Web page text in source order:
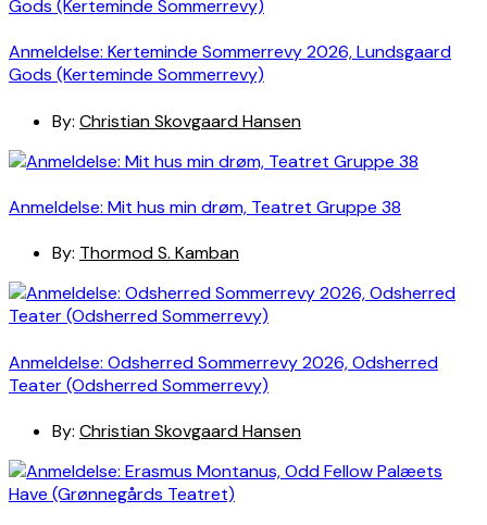
Anmeldelse: Kerteminde Sommerrevy 2026, Lundsgaard
Gods (Kerteminde Sommerrevy)
By: Christian Skovgaard Hansen
Anmeldelse: Mit hus min drøm, Teatret Gruppe 38
By: Thormod S. Kamban
Anmeldelse: Odsherred Sommerrevy 2026, Odsherred
Teater (Odsherred Sommerrevy)
By: Christian Skovgaard Hansen